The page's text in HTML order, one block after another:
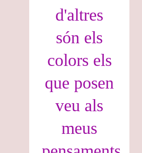
d'altres
són els
colors els
que posen
veu als
meus